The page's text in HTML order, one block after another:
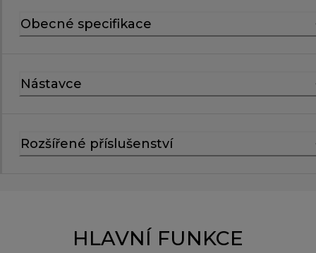
Obecné specifikace
Nástavce
Rozšířené příslušenství
HLAVNÍ FUNKCE